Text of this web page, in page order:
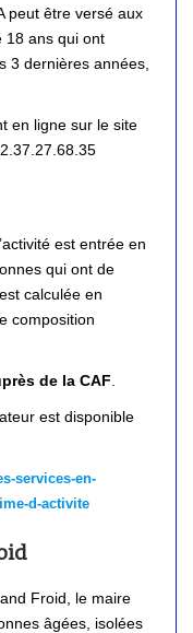
peut être versé aux
18 ans qui ont
3 dernières années,
en ligne sur le site
est entrée en
qui ont de
calculée en
composition
de la CAF.
est disponible
services-en-
d-activite
Froid, le maire
âgées, isolées